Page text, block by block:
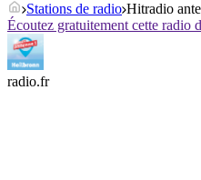
Stations de radio Hitradio
Écoutez gratuitement cette radio
radio.fr